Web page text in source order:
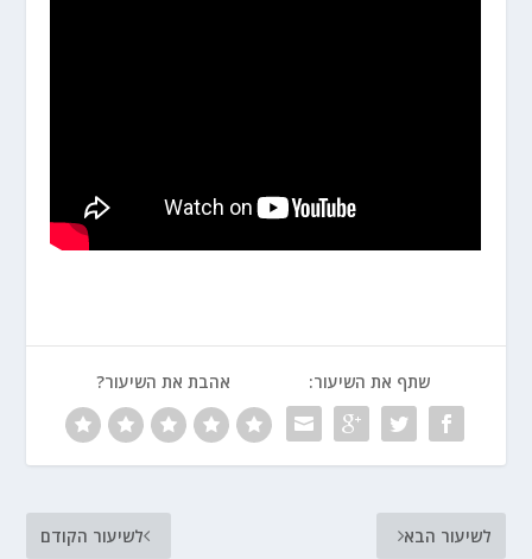
שתף את השיעור: אהבת את השיעור?
לשיעור הקודם לשיעור הבא